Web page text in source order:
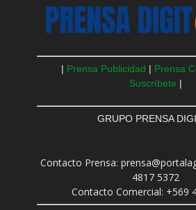
| Prensa Publicidad | Prensa
Suscríbete |
GRUPO PRENSA
Contacto Prensa:
4817 5372
Contacto Comercial: +569